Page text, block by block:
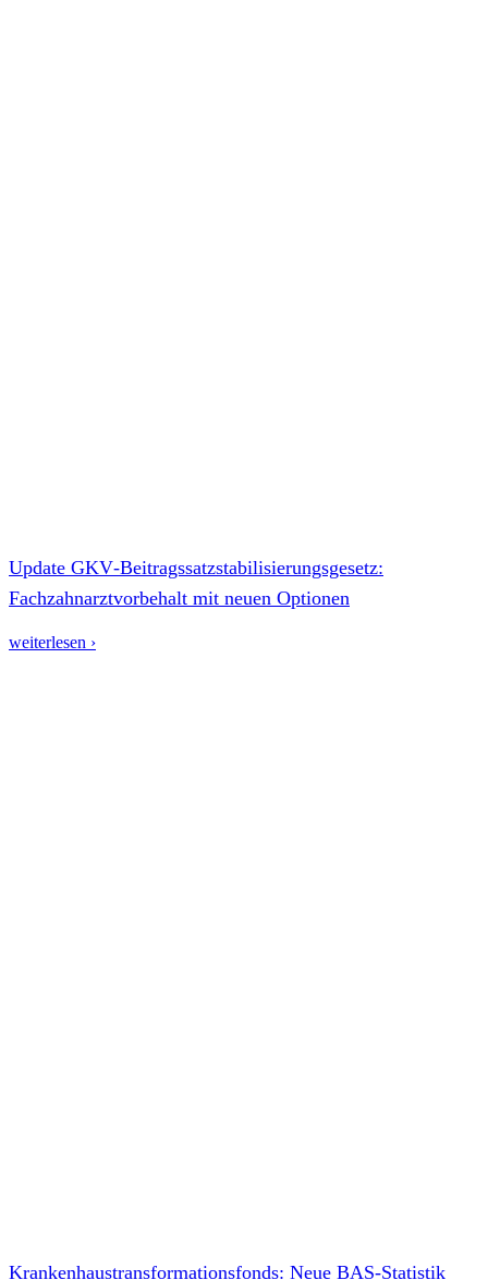
Update GKV‑Beitragssatzstabilisierungsgesetz:
Fachzahnarztvorbehalt mit neuen Optionen
weiterlesen ›
Krankenhaustransformationsfonds: Neue BAS-Statistik